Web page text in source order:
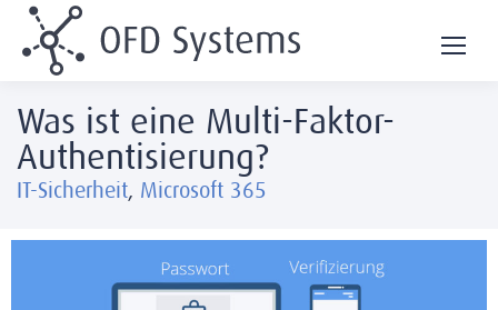
Was ist eine Multi-Faktor-
Authentisierung?
IT-Sicherheit, Microsoft 365